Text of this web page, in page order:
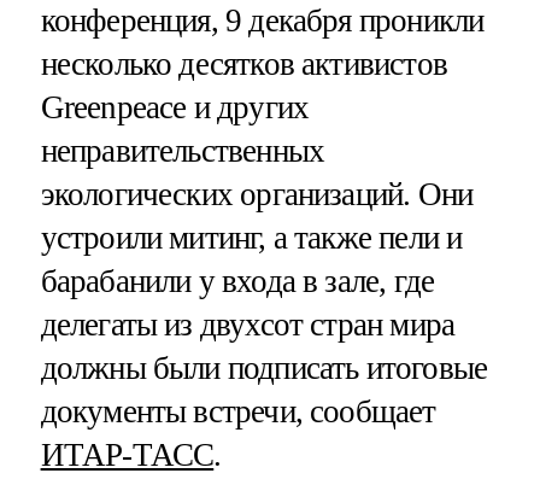
конференция, 9 декабря проникли
несколько десятков активистов
Greenpeace и других
неправительственных
экологических организаций. Они
устроили митинг, а также пели и
барабанили у входа в зале, где
делегаты из двухсот стран мира
должны были подписать итоговые
документы встречи, сообщает
ИТАР-ТАСС.